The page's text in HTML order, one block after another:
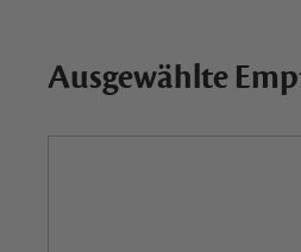
Ausgewählte